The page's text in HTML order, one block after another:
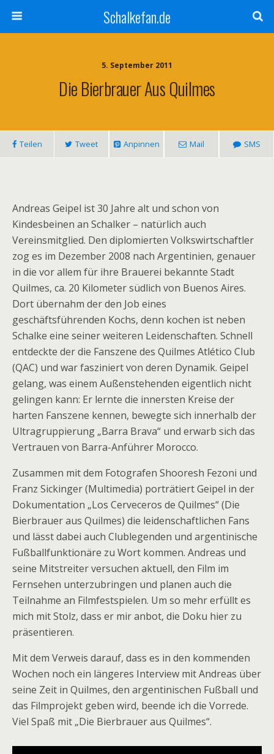
Schalkefan.de
5. September 2011
Die Bierbrauer Aus Quilmes
Teilen Tweet Anpinnen Mail SMS
Andreas Geipel ist 30 Jahre alt und schon von
Kindesbeinen an Schalker – natürlich auch
Vereinsmitglied. Den diplomierten Volkswirtschaftler
zog es im Dezember 2008 nach Argentinien, genauer
in die vor allem für ihre Brauerei bekannte Stadt
Quilmes, ca. 20 Kilometer südlich von Buenos Aires.
Dort übernahm der den Job eines
geschäftsführenden Kochs, denn kochen ist neben
Schalke eine seiner weiteren Leidenschaften. Schnell
entdeckte der die Fanszene des Quilmes Atlético Club
(QAC) und war fasziniert von deren Dynamik. Geipel
gelang, was einem Außenstehenden eigentlich nicht
gelingen kann: Er lernte die innersten Kreise der
harten Fanszene kennen, bewegte sich innerhalb der
Ultragruppierung „Barra Brava“ und erwarb sich das
Vertrauen von Barra-Anführer Morocco.
Zusammen mit dem Fotografen Shooresh Fezoni und
Franz Sickinger (Multimedia) porträtiert Geipel in der
Dokumentation „Los Cerveceros de Quilmes“ (Die
Bierbrauer aus Quilmes) die leidenschaftlichen Fans
und lässt dabei auch Clublegenden und argentinische
Fußballfunktionäre zu Wort kommen. Andreas und
seine Mitstreiter versuchen aktuell, den Film im
Fernsehen unterzubringen und planen auch die
Teilnahme an Filmfestspielen. Um so mehr erfüllt es
mich mit Stolz, dass er mir anbot, die Doku hier zu
präsentieren.
Mit dem Verweis darauf, dass es in den kommenden
Wochen noch ein längeres Interview mit Andreas über
seine Zeit in Quilmes, den argentinischen Fußball und
das Filmprojekt geben wird, beende ich die Vorrede.
Viel Spaß mit „Die Bierbrauer aus Quilmes“.